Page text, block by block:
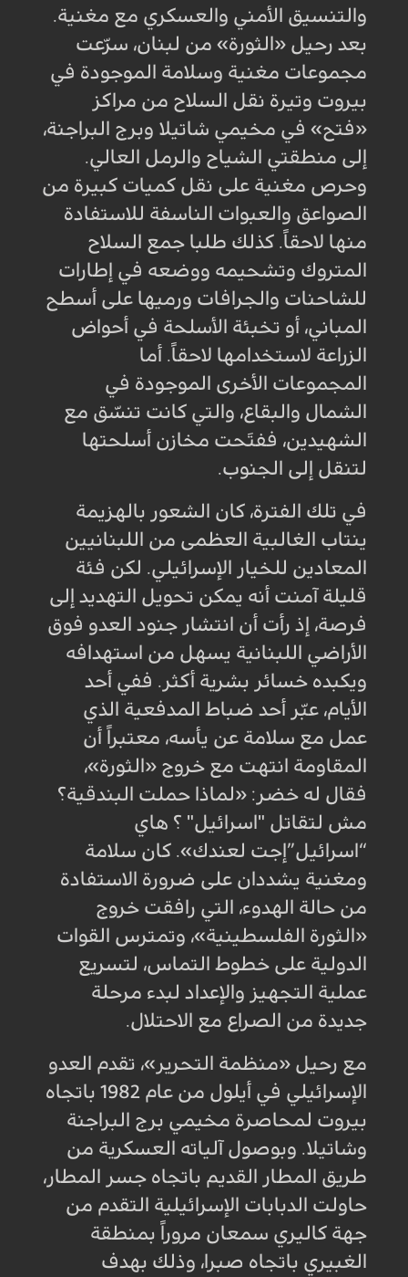
والتنسيق الأمني والعسكري مع مغنية.
بعد رحيل «الثورة» من لبنان، سرّعت
مجموعات مغنية وسلامة الموجودة في
بيروت وتيرة نقل السلاح من مراكز
«فتح» في مخيمي شاتيلا وبرج البراجنة،
إلى منطقتي الشياح والرمل العالي.
وحرص مغنية على نقل كميات كبيرة من
الصواعق والعبوات الناسفة للاستفادة
منها لاحقاً. كذلك طلبا جمع السلاح
المتروك وتشحيمه ووضعه في إطارات
للشاحنات والجرافات ورميها على أسطح
المباني، أو تخبئة الأسلحة في أحواض
الزراعة لاستخدامها لاحقاً. أما
المجموعات الأخرى الموجودة في
الشمال والبقاع، والتي كانت تنسّق مع
الشهيدين، ففتَحت مخازن أسلحتها
لتنقل إلى الجنوب.
في تلك الفترة، كان الشعور بالهزيمة
ينتاب الغالبية العظمى من اللبنانيين
المعادين للخيار الإسرائيلي. لكن فئة
قليلة آمنت أنه يمكن تحويل التهديد إلى
فرصة، إذ رأت أن انتشار جنود العدو فوق
الأراضي اللبنانية يسهل من استهدافه
ويكبده خسائر بشرية أكثر. ففي أحد
الأيام، عبّر أحد ضباط المدفعية الذي
عمل مع سلامة عن يأسه، معتبراً أن
المقاومة انتهت مع خروج «الثورة»،
فقال له خضر: «لماذا حملت البندقية؟
مش لتقاتل "اسرائيل" ؟ هاي
“اسرائيل”إجت لعندك». كان سلامة
ومغنية يشددان على ضرورة الاستفادة
من حالة الهدوء، التي رافقت خروج
«الثورة الفلسطينية»، وتمترس القوات
الدولية على خطوط التماس، لتسريع
عملية التجهيز والإعداد لبدء مرحلة
جديدة من الصراع مع الاحتلال.
مع رحيل «منظمة التحرير»، تقدم العدو
الإسرائيلي في أيلول من عام 1982 باتجاه
بيروت لمحاصرة مخيمي برج البراجنة
وشاتيلا. وبوصول آلياته العسكرية من
طريق المطار القديم باتجاه جسر المطار،
حاولت الدبابات الإسرائيلية التقدم من
جهة كاليري سمعان مروراً بمنطقة
الغبيري باتجاه صبرا، وذلك بهدف